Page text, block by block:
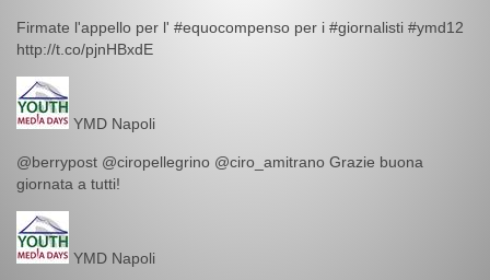
Firmate l'appello per l' #equocompenso per i #giornalisti #ymd12
http://t.co/pjnHBxdE
YMD Napoli
@berrypost @ciropellegrino @ciro_amitrano Grazie buona
giornata a tutti!
YMD Napoli